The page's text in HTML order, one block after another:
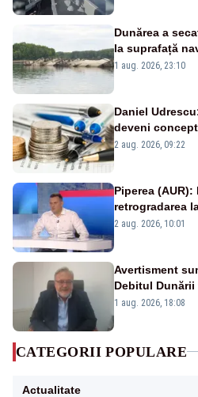
Dunărea a
la suprafață
război mondial
1 aug. 2026, 23:10
Daniel
deveni
viitoare?
2 aug. 2026, 09:22
Piperea
retrogradarea
catastrofă
2 aug. 2026, 10:01
Avertisment
Debitul
Cernavodă s-
1 aug. 2026, 18:08
CATEGORII POPULARE
Actualitate